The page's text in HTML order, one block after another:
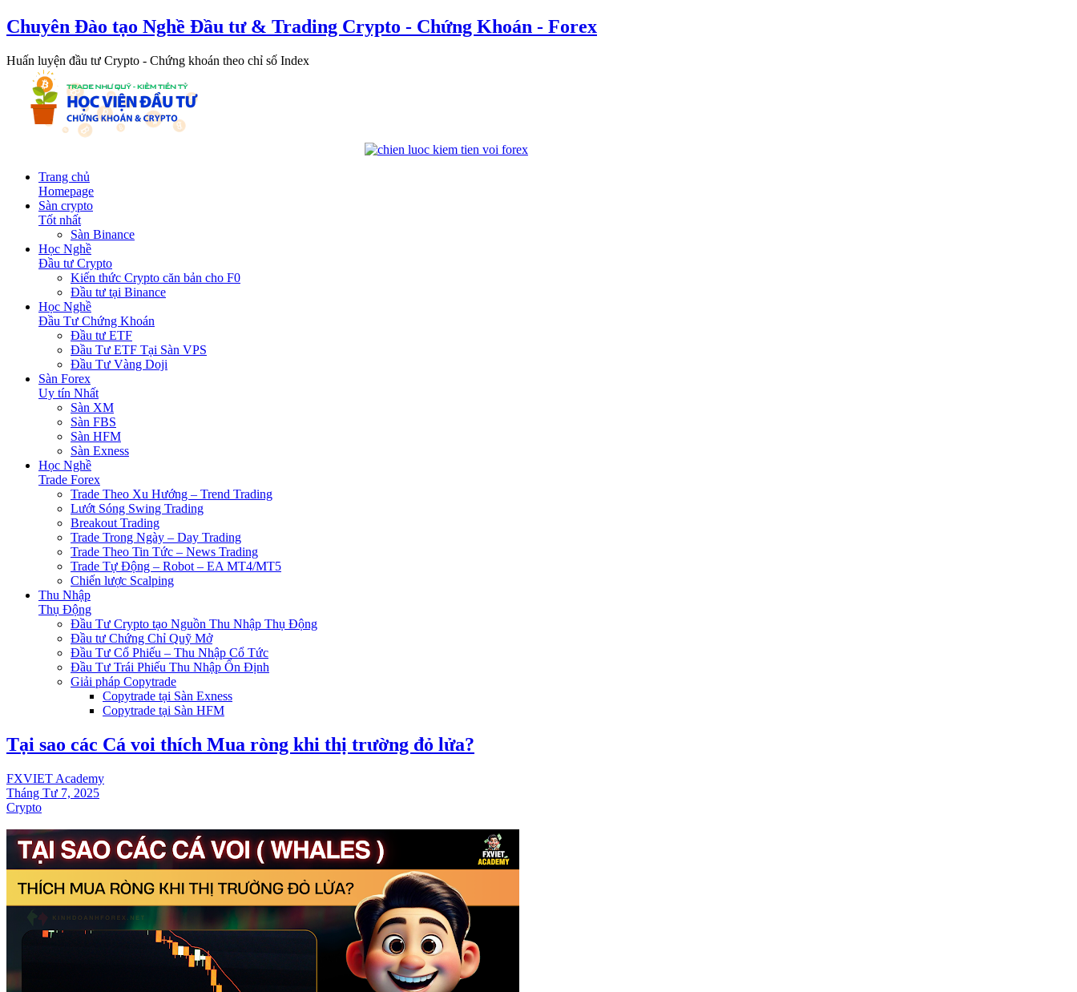
Chuyên Đào tạo Nghề Đầu tư & Trading Crypto - Chứng Khoán - Forex
Huấn luyện đầu tư Crypto - Chứng khoán theo chỉ số Index
Trang chủ
Homepage
Sàn crypto
Tốt nhất
Sàn Binance
Học Nghề
Đầu tư Crypto
Kiến thức Crypto căn bản cho F0
Đầu tư tại Binance
Học Nghề
Đầu Tư Chứng Khoán
Đầu tư ETF
Đầu Tư ETF Tại Sàn VPS
Đầu Tư Vàng Doji
Sàn Forex
Uy tín Nhất
Sàn XM
Sàn FBS
Sàn HFM
Sàn Exness
Học Nghề
Trade Forex
Trade Theo Xu Hướng – Trend Trading
Lướt Sóng Swing Trading
Breakout Trading
Trade Trong Ngày – Day Trading
Trade Theo Tin Tức – News Trading
Trade Tự Động – Robot – EA MT4/MT5
Chiến lược Scalping
Thu Nhập
Thụ Động
Đầu Tư Crypto tạo Nguồn Thu Nhập Thụ Động
Đầu tư Chứng Chỉ Quỹ Mở
Đầu Tư Cổ Phiếu – Thu Nhập Cổ Tức
Đầu Tư Trái Phiếu Thu Nhập Ổn Định
Giải pháp Copytrade
Copytrade tại Sàn Exness
Copytrade tại Sàn HFM
Tại sao các Cá voi thích Mua ròng khi thị trường đỏ lửa?
FXVIET Academy
Tháng Tư 7, 2025
Crypto